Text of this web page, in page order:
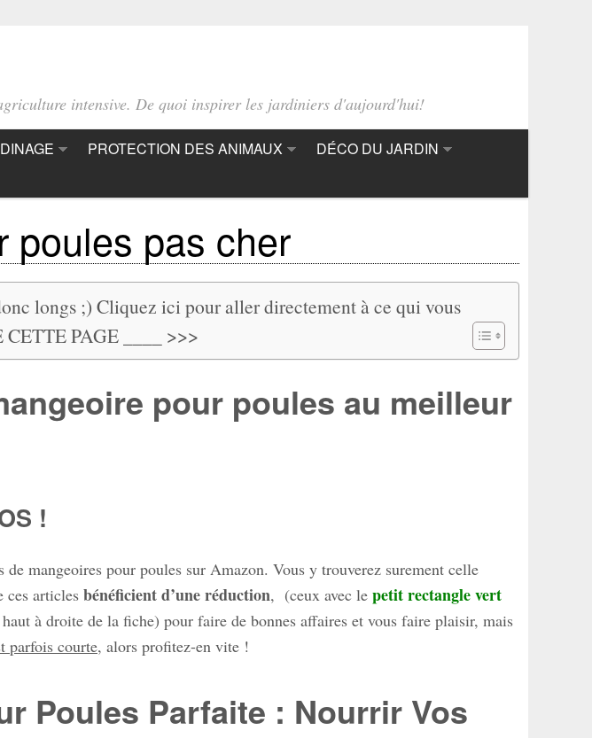
intensive. De quoi inspirer les jardiniers d'aujourd'hui!
PROTECTION DES ANIMAUX
DÉCO DU JARDIN
poules pas cher
longs ;) Cliquez ici pour aller directement à ce qui vous
PAGE ____ >>>
pour poules au meilleur
!
mangeoires pour poules sur Amazon. Vous y trouverez surement celle
ces articles bénéficient d’une réduction, (ceux avec le petit rectangle vert
à droite de la fiche) pour faire de bonnes affaires et vous faire plaisir, mais
parfois courte, alors profitez-en vite !
Poules Parfaite : Nourrir Vos